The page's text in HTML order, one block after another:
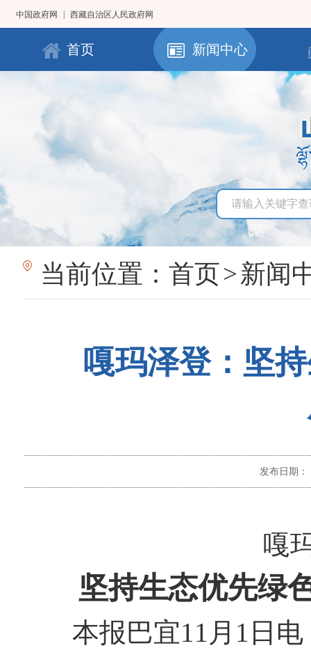
中国政府网 西藏自治区人民政府网
首页 新闻中心
当前位置： 首页>新闻
嘎玛泽登：坚
发布日期：
嘎
坚持生态优先绿
本报巴宜11月1日